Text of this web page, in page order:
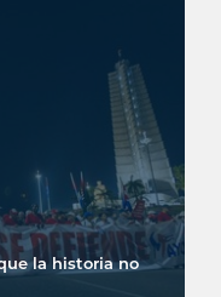
la historia no